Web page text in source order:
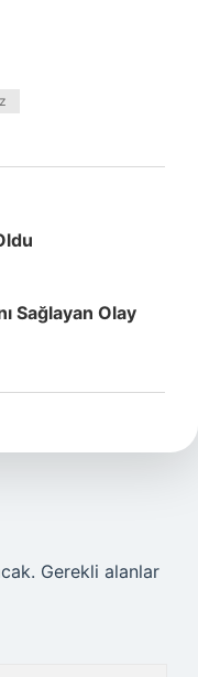
Sağlayan Olay
Gerekli alanlar